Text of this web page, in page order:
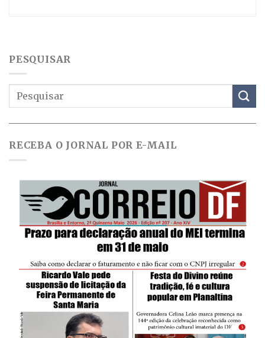
PESQUISAR
RECEBA O JORNAL POR E-MAIL